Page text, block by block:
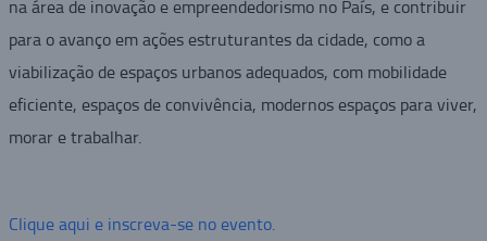
na área de inovação e empreendedorismo no País, e contribuir
para o avanço em ações estruturantes da cidade, como a
viabilização de espaços urbanos adequados, com mobilidade
eficiente, espaços de convivência, modernos espaços para viver,
morar e trabalhar.
Clique aqui e inscreva-se no evento.